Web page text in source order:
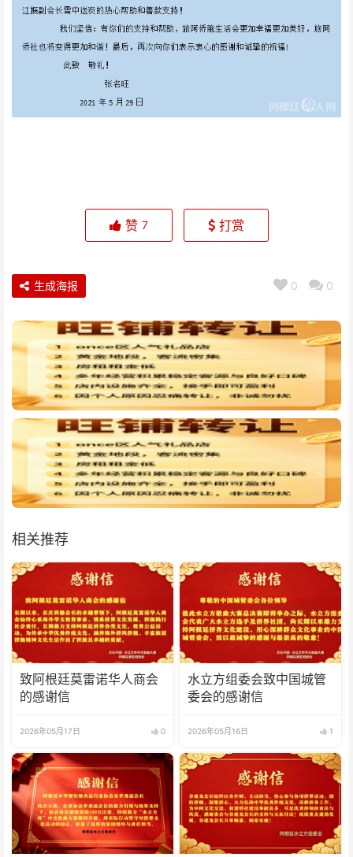
赞 7 打赏
0 0
生成海报
相关推荐
致阿根廷莫雷诺华人商会
的感谢信
2026年05月17日 0
水立方组委会致中国城管
委会的感谢信
2026年05月16日 1